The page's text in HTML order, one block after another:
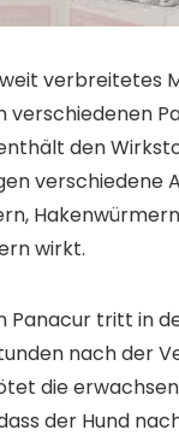
verbreitetes
verschiedenen
den
verschiedene
wirkt.
Panacur tritt in
nach der
die
der Hund